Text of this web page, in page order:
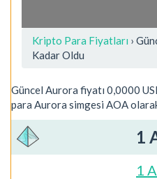
Kripto Para Fiyatları ›
Kadar Oldu
Güncel Aurora fiyatı 0,0000
para Aurora simgesi AOA
1
1